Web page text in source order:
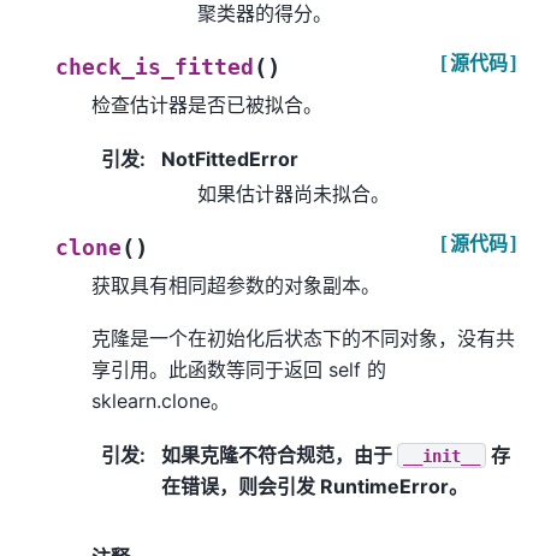
聚类器的得分。
check_is_fitted ( ) [源代码]
检查估计器是否已被拟合。
引发:
NotFittedError
如果估计器尚未拟合。
clone ( ) [源代码]
获取具有相同超参数的对象副本。
克隆是一个在初始化后状态下的不同对象，没有共
享引用。此函数等同于返回 self 的
sklearn.clone。
引发: 如果克隆不符合规范，由于 __init__
存
在错误，则会引发 RuntimeError。